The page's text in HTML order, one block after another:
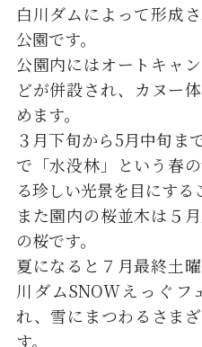
白川ダムによって形成
公園です。
公園内にはオートキャ
どが併設され、カヌー
めます。
３月下旬から5月中旬ま
で「水没林」という春
る珍しい光景を目にする
また園内の桜並木は５
の桜です。
夏になると７月最終土
川ダムSNOWえっぐフ
れ、雪にまつわるさま
す。